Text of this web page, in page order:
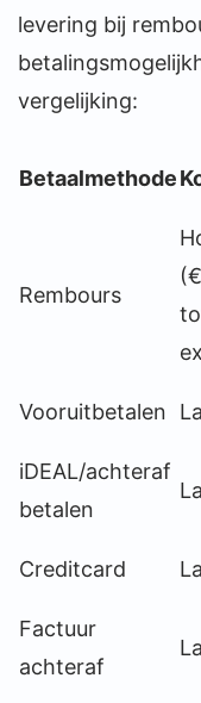
levering bij
vergelijking:
Betaalmethode
Rembours
Vooruitbetalen
iDEAL/achteraf
betalen
Creditcard
Factuur
achteraf